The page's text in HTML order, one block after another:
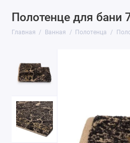
Полотенце для бани
Главная Ванная Полотенца